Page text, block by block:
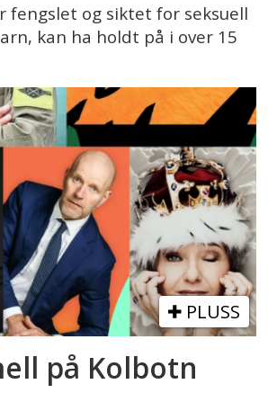
fengslet og siktet for seksuell
kan ha holdt på i over 15
PLUSS
på Kolbotn